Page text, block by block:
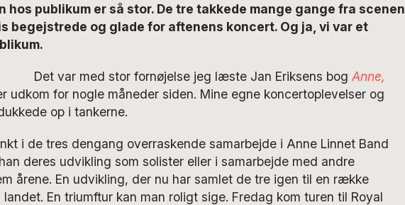
hos publikum er så stor. De tre takkede mange gange fra scenen
begejstrede og glade for aftenens koncert. Og ja, vi var et
Det var med stor fornøjelse jeg læste Jan Eriksens bogAnne,
udkom for nogle måneder siden. Mine egne koncertoplevelser og
op i tankerne.
i de tres dengang overraskende samarbejde i Anne Linnet Band
deres udvikling som solister eller i samarbejde med andre
årene. En udvikling, der nu har samlet de tre igen til en række
En triumftur kan man roligt sige. Fredag kom turen til Royal